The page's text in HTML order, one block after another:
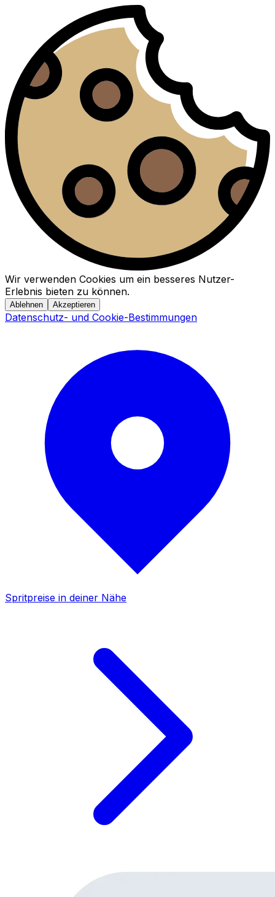
Wir verwenden Cookies um ein besseres Nutzer-
Erlebnis bieten zu können.
Ablehnen Akzeptieren
Datenschutz- und Cookie-Bestimmungen
Spritpreise in deiner Nähe